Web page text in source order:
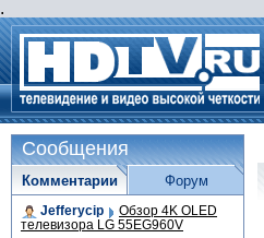
.
Сообщения
Комментарии
Jefferycip Обзор 4K OLED
телевизора LG 55EG960V
Форум